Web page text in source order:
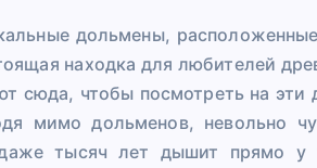
дольмены,
находка для любителей
сюда, чтобы посмотреть на эти
мимо дольменов, невольно
тысяч лет дышит прямо у